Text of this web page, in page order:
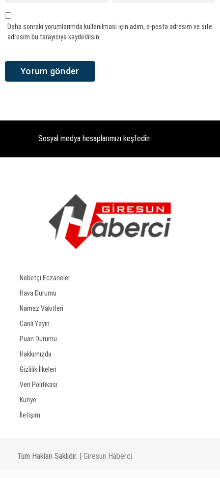
Daha sonraki yorumlarımda kullanılması için adım, e-posta adresim ve site
adresim bu tarayıcıya kaydedilsin.
Sosyal medya hesaplarımızı keşfedin
Nöbetçi Eczaneler
Hava Durumu
Namaz Vakitleri
Canlı Yayın
Puan Durumu
Hakkımızda
Gizlilik İlkeleri
Veri Politikası
Künye
İletişim
Tüm Hakları Saklıdır. | Giresun Haberci